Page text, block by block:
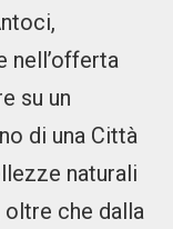
nell’offerta
su un
di una Città
naturali
che dalla